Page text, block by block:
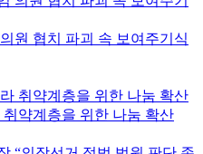
원 협치 파괴 속 보여주기식
약계층을 위한 나눔 확산